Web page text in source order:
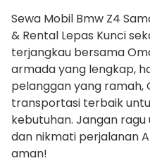
Sewa Mobil Bmw Z4
& Rental Lepas Kunci
terjangkau bersama
armada yang lengkap,
pelanggan yang ramah,
transportasi terbaik
kebutuhan. Jangan
dan nikmati perjalanan
aman!